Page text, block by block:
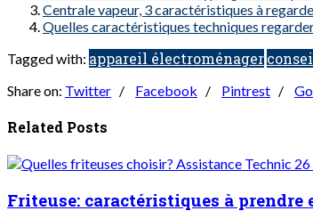
Centrale vapeur, 3 caractéristiques à
Quelles caractéristiques techniques
Tagged with: appareil électroménager
Share on: Twitter / Facebook / Pintrest /
Related Posts
Friteuse: caractéristiques à prendre